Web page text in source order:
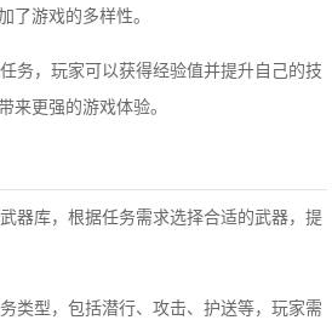
了游戏的多样性。
务，玩家可以获得经验值并提升自己的技
来更强的游戏体验。
器库，根据任务需求选择合适的武器，提
类型，包括潜行、攻击、护送等，玩家需